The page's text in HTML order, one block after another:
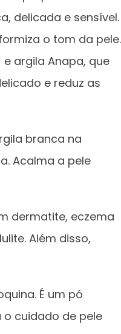
delicada e sensível.
o tom da pele.
argila Anapa, que
e reduz as
branca na
Acalma a pele
dermatite, eczema
Além disso,
É um pó
cuidado de pele